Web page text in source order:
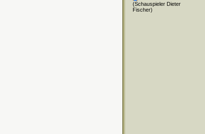
(Schauspieler Dieter
Fischer)